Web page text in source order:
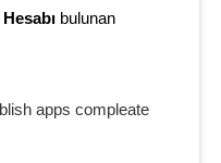
Hesabı bulunan